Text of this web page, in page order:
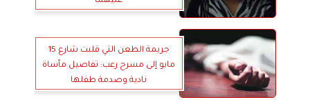
جريمة الطعن التي قلبت شارع 15
مايو إلى مسرح رعب: تفاصيل مأساة
نادية وصدمة طفلها